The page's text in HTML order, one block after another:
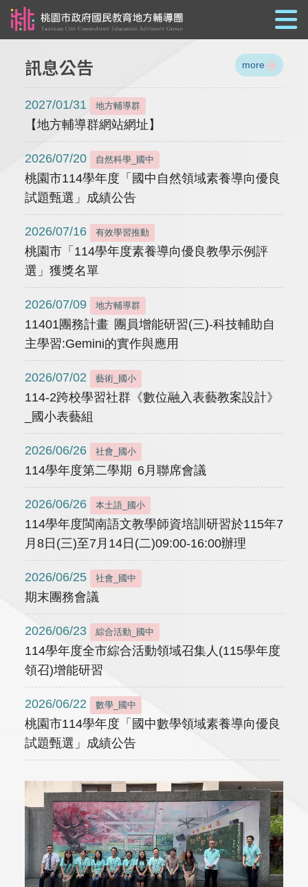
訊息公告 more
2027/01/31 地方輔導群
【地方輔導群網站網址】
2026/07/20 自然科學_國中
桃園市114學年度「國中自然領域素養導向優良
試題甄選」成績公告
2026/07/16 有效學習推動
桃園市「114學年度素養導向優良教學示例評
選」獲獎名單
2026/07/09 地方輔導群
11401團務計畫 團員增能研習(三)-科技輔助自
主學習:Gemini的實作與應用
2026/07/02 藝術_國小
114-2跨校學習社群《數位融入表藝教案設計》
_國小表藝組
2026/06/26 社會_國小
114學年度第二學期 6月聯席會議
2026/06/26 本土語_國小
114學年度閩南語文教學師資培訓研習於115年7
月8日(三)至7月14日(二)09:00-16:00辦理
2026/06/25 社會_國中
期末團務會議
2026/06/23 綜合活動_國中
114學年度全市綜合活動領域召集人(115學年度
領召)增能研習
2026/06/22 數學_國中
桃園市114學年度「國中數學領域素養導向優良
試題甄選」成績公告